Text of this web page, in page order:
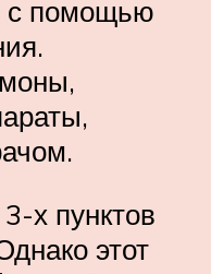
с помощью
х пунктов
этот